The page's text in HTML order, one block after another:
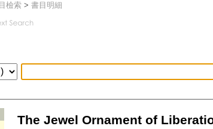
檢索> 書目明細
The Jewel Ornament of